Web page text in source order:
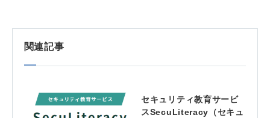
関連記事
セキュリティ教育サービ
スSecuLiteracy（セキュ